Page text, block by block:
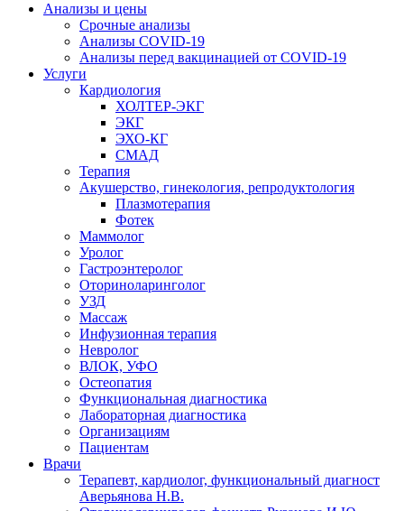
Анализы и цены
Срочные анализы
Анализы COVID-19
Анализы перед вакцинацией от COVID-19
Услуги
Кардиология
ХОЛТЕР-ЭКГ
ЭКГ
ЭХО-КГ
СМАД
Терапия
Акушерство, гинекология, репродуктология
Плазмотерапия
Фотек
Маммолог
Уролог
Гастроэнтеролог
Оториноларинголог
УЗД
Массаж
Инфузионная терапия
Невролог
ВЛОК, УФО
Остеопатия
Функциональная диагностика
Лабораторная диагностика
Организациям
Пациентам
Врачи
Терапевт, кардиолог, функциональный диагност
Аверьянова Н.В.